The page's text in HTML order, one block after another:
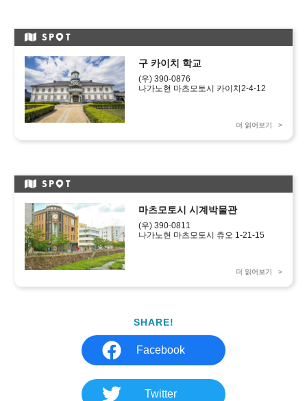
SP T
구 카이치 학교
(우) 390-0876
더 읽어보기
SP T
마츠모토시 시계박물관
(우) 390-0811
더 읽어보기
SHARE!
Facebook
Twitter